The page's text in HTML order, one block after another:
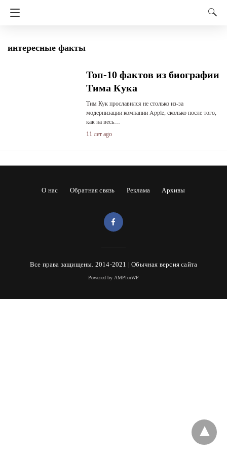
интересные факты
Топ-10 фактов из биографии
Тима Кука
Тим Кук прославился не столько из-за
модернизации компании Apple, сколько после того,
как на весь…
11 лет ago
О нас Обратная связь Реклама Архивы
Все права защищены. 2014-2021 |Обычная версия сайта
Powered by AMPforWP